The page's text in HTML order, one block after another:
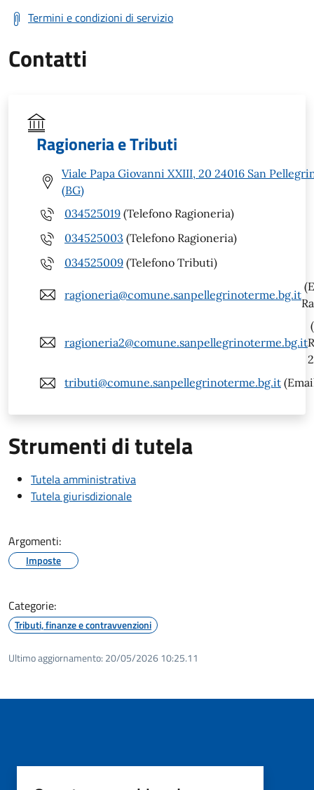
Termini e condizioni di servizio
Contatti
Ragioneria e Tributi
Viale Papa Giovanni XXIII, 20 24016 San
(BG)
034525019 (Telefono Ragioneria)
034525003 (Telefono Ragioneria)
034525009 (Telefono Tributi)
ragioneria@comune.sanpellegrinoterme.bg.it
ragioneria2@comune.sanpellegrinoterme.bg.it
tributi@comune.sanpellegrinoterme.bg.it
Strumenti di tutela
Tutela amministrativa
Tutela giurisdizionale
Argomenti:
Imposte
Categorie:
Tributi, finanze e contravvenzioni
Ultimo aggiornamento: 20/05/2026 10:25.11